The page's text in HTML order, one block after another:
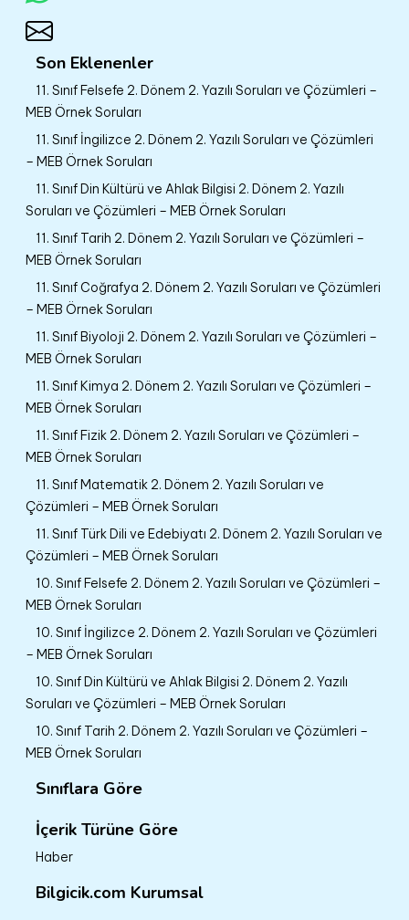
Son Eklenenler
11. Sınıf Felsefe 2. Dönem 2. Yazılı Soruları ve Çözümleri –
MEB Örnek Soruları
11. Sınıf İngilizce 2. Dönem 2. Yazılı Soruları ve Çözümleri
– MEB Örnek Soruları
11. Sınıf Din Kültürü ve Ahlak Bilgisi 2. Dönem 2. Yazılı
Soruları ve Çözümleri – MEB Örnek Soruları
11. Sınıf Tarih 2. Dönem 2. Yazılı Soruları ve Çözümleri –
MEB Örnek Soruları
11. Sınıf Coğrafya 2. Dönem 2. Yazılı Soruları ve Çözümleri
– MEB Örnek Soruları
11. Sınıf Biyoloji 2. Dönem 2. Yazılı Soruları ve Çözümleri –
MEB Örnek Soruları
11. Sınıf Kimya 2. Dönem 2. Yazılı Soruları ve Çözümleri –
MEB Örnek Soruları
11. Sınıf Fizik 2. Dönem 2. Yazılı Soruları ve Çözümleri –
MEB Örnek Soruları
11. Sınıf Matematik 2. Dönem 2. Yazılı Soruları ve
Çözümleri – MEB Örnek Soruları
11. Sınıf Türk Dili ve Edebiyatı 2. Dönem 2. Yazılı Soruları ve
Çözümleri – MEB Örnek Soruları
10. Sınıf Felsefe 2. Dönem 2. Yazılı Soruları ve Çözümleri –
MEB Örnek Soruları
10. Sınıf İngilizce 2. Dönem 2. Yazılı Soruları ve Çözümleri
– MEB Örnek Soruları
10. Sınıf Din Kültürü ve Ahlak Bilgisi 2. Dönem 2. Yazılı
Soruları ve Çözümleri – MEB Örnek Soruları
10. Sınıf Tarih 2. Dönem 2. Yazılı Soruları ve Çözümleri –
MEB Örnek Soruları
Sınıflara Göre
İçerik Türüne Göre
Haber
Bilgicik.com Kurumsal